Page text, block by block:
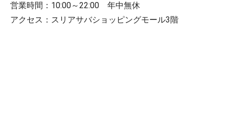
営業時間：10:00～22:00 年中無休
アクセス：スリアサバショッピングモール3階